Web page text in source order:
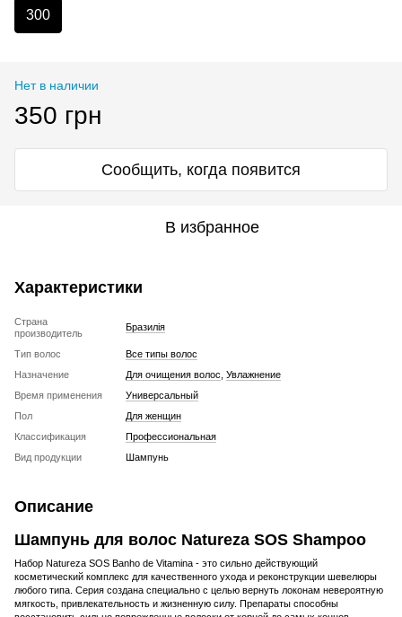
300
Нет в наличии
350 грн
Сообщить, когда появится
В избранное
Характеристики
Страна
производитель
Бразилія
Тип волос
Все типы волос
Назначение
Для очищения волос Увлажнение
Время применения
Универсальный
Пол
Для женщин
Классификация
Профессиональная
Вид продукции
Шампунь
Описание
Шампунь для волос Natureza SOS Shampoo
Набор Natureza SOS Banho de Vitamina - это сильно действующий
косметический комплекс для качественного ухода и реконструкции шевелюры
любого типа. Серия создана специально с целью вернуть локонам невероятную
мягкость, привлекательность и жизненную силу. Препараты способны